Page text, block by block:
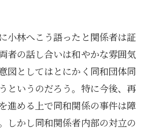
小林へこう語ったと関係者は証
者の話し合いは和やかな雰囲気
図としてはとにかく同和団体同
というのだろう。特に今後、再
進める上で同和関係の事件は障
しかし同和関係者内部の対立の